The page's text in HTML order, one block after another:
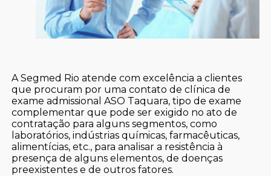
A Segmed Rio atende com excelência a clientes
que procuram por uma contato de clínica de
exame admissional ASO Taquara, tipo de exame
complementar que pode ser exigido no ato de
contratação para alguns segmentos, como
laboratórios, indústrias químicas, farmacêuticas,
alimentícias, etc., para analisar a resistência à
presença de alguns elementos, de doenças
preexistentes e de outros fatores.